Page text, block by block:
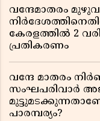
വന്ദേമാതരം
കേരളത്തിൽ 2
പ്രതികരണം
വന്ദേ മാതരം
സംഘപരിവാർ
പാരമ്പര്യം?